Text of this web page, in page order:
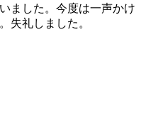
ました。今度は一声かけ
失礼しました。